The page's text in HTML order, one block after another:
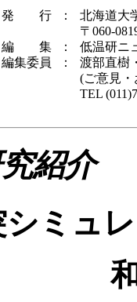
発 行
：
北海道大
〒060-
編 集
：
低温研ニ
編集委員
：
渡部直樹
(ご意見
TEL
紹介
ミュ